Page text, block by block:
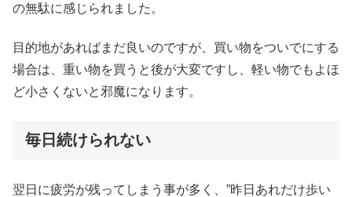
の無駄に感じられました。
目的地があればまだ良いのですが、買い物をついでにする
場合は、重い物を買うと後が大変ですし、軽い物でもよほ
ど小さくないと邪魔になります。
毎日続けられない
翌日に疲労が残ってしまう事が多く、”昨日あれだけ歩い